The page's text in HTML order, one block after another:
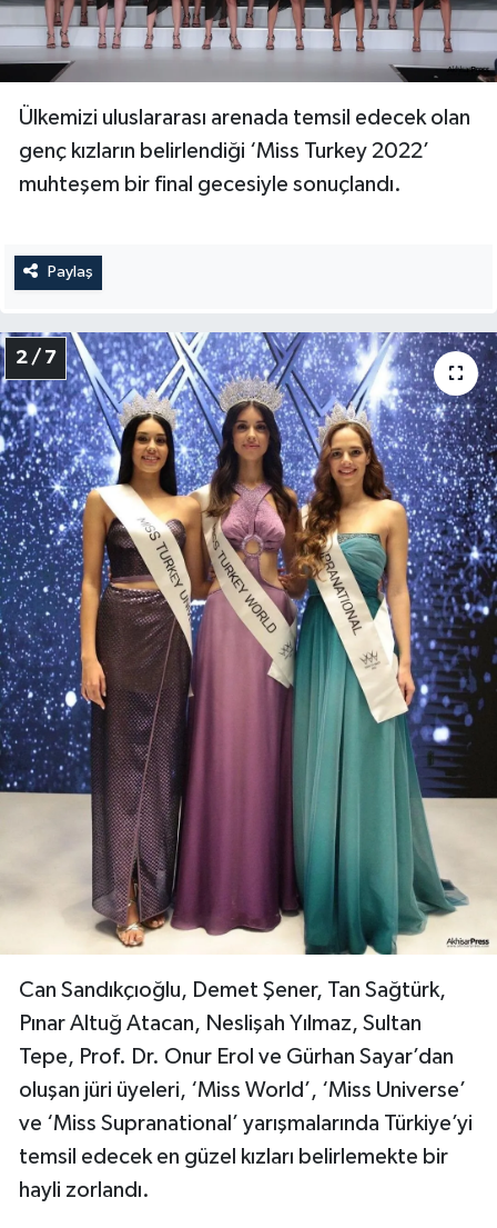
Ülkemizi uluslararası arenada temsil edecek olan
genç kızların belirlendiği ‘Miss Turkey 2022’
muhteşem bir final gecesiyle sonuçlandı.
Paylaş
2 / 7
Can Sandıkçıoğlu, Demet Şener, Tan Sağtürk,
Pınar Altuğ Atacan, Neslişah Yılmaz, Sultan
Tepe, Prof. Dr. Onur Erol ve Gürhan Sayar’dan
oluşan jüri üyeleri, ‘Miss World’, ‘Miss Universe’
ve ‘Miss Supranational’ yarışmalarında Türkiye’yi
temsil edecek en güzel kızları belirlemekte bir
hayli zorlandı.